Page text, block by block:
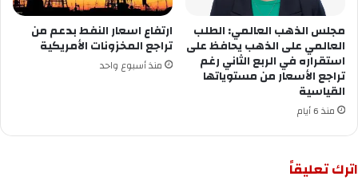
مجلس الذهب العالمي: الطلب
العالمي على الذهب يحافظ على
استقراره في الربع الثاني رغم
تراجع الأسعار من مستوياتها
القياسية
منذ 6 أيام
ارتفاع اسعار النفط بدعم من
تراجع المخزونات الأمريكية
منذ أسبوع واحد
اترك تعليقاً